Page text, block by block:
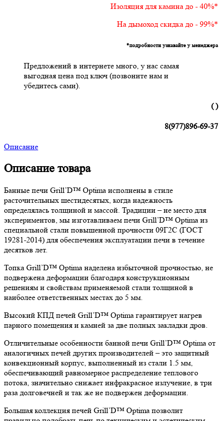
Изоляция для камина до - 40%*
На дымоход скидка до - 99%*
*подробности узнавайте у менеджера
Предложений в интернете много, у нас самая
выгодная цена под ключ (позвоните нам и
убедитесь сами).
( )
8(977)896-69-37
Описание
Описание товара
Банные печи Grill’D™ Optima исполнены в стиле
расточительных шестидесятых, когда надежность
определялась толщиной и массой. Традиции – не место для
экспериментов, мы изготавливаем печи Grill’D™ Optima из
специальной стали повышенной прочности 09Г2С (ГОСТ
19281-2014) для обеспечения эксплуатации печи в течение
десятков лет.
Топка Grill’D™ Optima наделена избыточной прочностью, не
подвержена деформации благодаря конструкционным
решениям и свойствам применяемой стали толщиной в
наиболее ответственных местах до 5 мм.
Высокий КПД печей Grill’D™ Optima гарантирует нагрев
парного помещения и камней за две полных закладки дров.
Отличительные особенности банной печи Grill’D™ Optima от
аналогичных печей других производителей – это защитный
конвекционный корпус, выполненный из стали 1.5 мм,
обеспечивающий равномерное распределение теплового
потока, значительно снижает инфракрасное излучение, в три
раза долговечней и так же не подвержен деформации.
Большая коллекция печей Grill’D™ Optima позволит